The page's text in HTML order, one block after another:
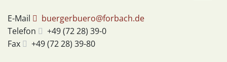
E-Mail
buergerbuero@forbach.de
Telefon
+49 (7228) 39-0
Fax
+49 (7228) 39-80